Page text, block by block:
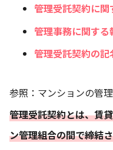
管理受託契約に
管理事務に関する
管理受託契約の記
参照： マンションの管
管理受託契約とは、賃
ン管理組合の間で締結